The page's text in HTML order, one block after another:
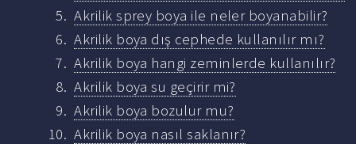
Akrilik sprey boya ile neler boyanabilir?
Akrilik boya dış cephede kullanılır mı?
Akrilik boya hangi zeminlerde kullanılır?
Akrilik boya su geçirir mi?
Akrilik boya bozulur mu?
Akrilik boya nasıl saklanır?